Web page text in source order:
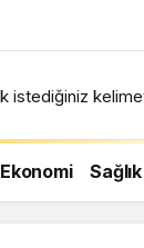
istediğiniz
Ekonomi Sağlık